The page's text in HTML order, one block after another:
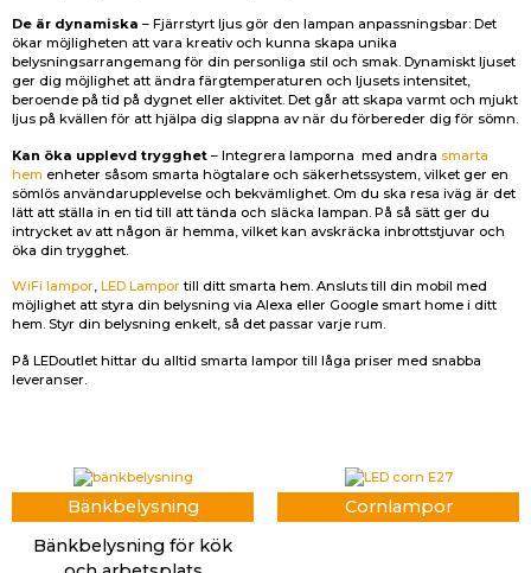
De är dynamiska – Fjärrstyrt ljus gör den lampan anpassningsbar: Det
ökar möjligheten att vara kreativ och kunna skapa unika
belysningsarrangemang för din personliga stil och smak. Dynamiskt ljuset
ger dig möjlighet att ändra färgtemperaturen och ljusets intensitet,
beroende på tid på dygnet eller aktivitet. Det går att skapa varmt och mjukt
ljus på kvällen för att hjälpa dig slappna av när du förbereder dig för sömn.
Kan öka upplevd trygghet – Integrera lamporna med andra smarta
hem enheter såsom smarta högtalare och säkerhetssystem, vilket ger en
sömlös användarupplevelse och bekvämlighet. Om du ska resa iväg är det
lätt att ställa in en tid till att tända och släcka lampan. På så sätt ger du
intrycket av att någon är hemma, vilket kan avskräcka inbrottstjuvar och
öka din trygghet.
WiFi lampor, LED Lamportill ditt smarta hem. Ansluts till din mobil med
möjlighet att styra din belysning via Alexa eller Google smart home i ditt
hem. Styr din belysning enkelt, så det passar varje rum.
På LEDoutlet hittar du alltid smarta lampor till låga priser med snabba
leveranser.
Bänkbelysning
Bänkbelysning för kök
Cornlampor